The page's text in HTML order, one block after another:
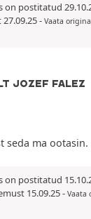
on postitatud
- Vaata
JOZEF FALEZ
seda ma ootasin.
on postitatud
15.09.25- Vaata